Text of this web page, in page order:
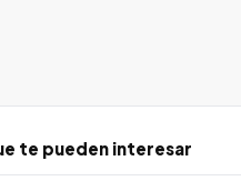
te pueden interesar